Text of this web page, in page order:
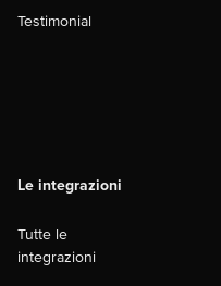
Testimonial
Le integrazioni
Tutte le
integrazioni